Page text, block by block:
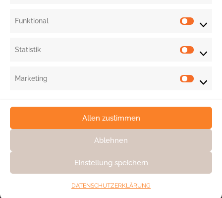
Funktional
Statistik
Marketing
Allen zustimmen
Ablehnen
Einstellung speichern
DATENSCHUTZERKLÄRUNG
MEHR DAZU »
IMPRESSUM & AGB